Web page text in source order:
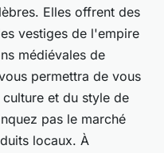
Elles offrent des
vestiges de l'empire
médiévales de
permettra de vous
et du style de
pas le marché
locaux. À